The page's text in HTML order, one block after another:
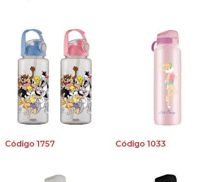
Código 1757 Código 1033